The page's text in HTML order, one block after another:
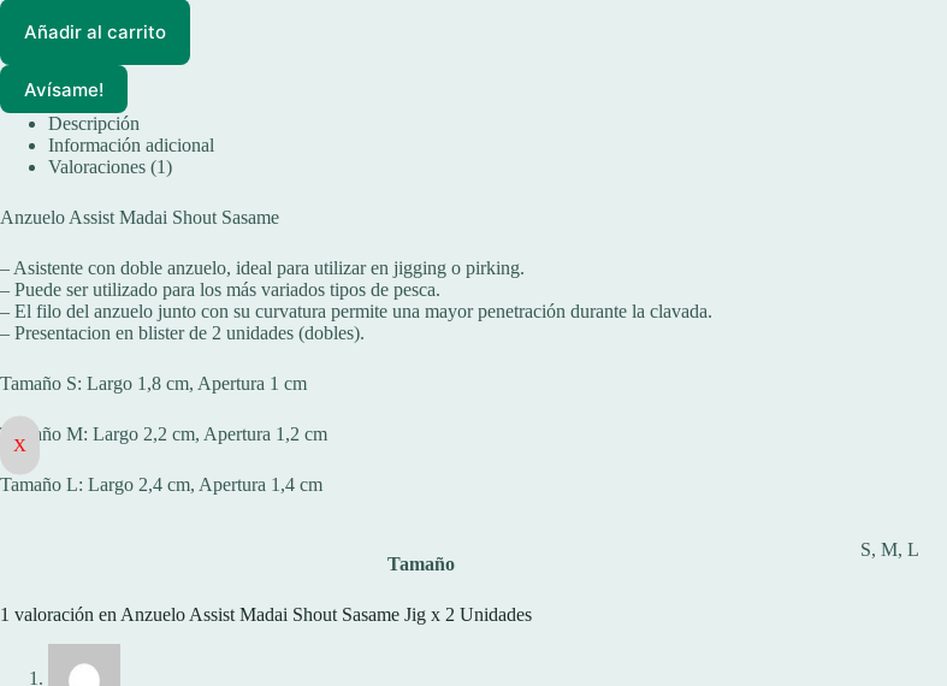
Madai
Shout
Sasame
x
Unidades
cantidad
Añadir al carrito
Avísame!
Descripción
Información adicional
Valoraciones (1)
Anzuelo Assist Madai Shout Sasame
– Asistente con doble anzuelo, ideal para utilizar en jigging o pirking.
– Puede ser utilizado para los más variados tipos de pesca.
– El filo del anzuelo junto con su curvatura permite una mayor penetración durante la clavada.
– Presentacion en blister de 2 unidades (dobles).
Tamaño S: Largo 1,8 cm, Apertura 1 cm
Tamaño M: Largo 2,2 cm, Apertura 1,2 cm
Tamaño L: Largo 2,4 cm, Apertura 1,4 cm
Tamaño
S, M, L
1 valoración en Anzuelo Assist Madai Shout Sasame Jig x 2 Unidades
X